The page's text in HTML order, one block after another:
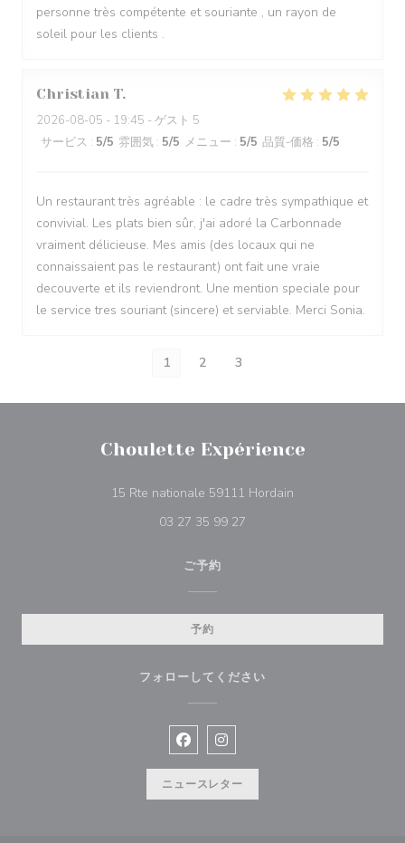
personne très compétente et souriante , un rayon de
soleil pour les clients .
Christian T
2026-08-05 - 19:45 - ゲスト 5
サービス : 5/5 雰囲気 : 5/5 メニュー : 5/5 品質-価格 : 5/5
Un restaurant très agréable : le cadre très sympathique et
convivial. Les plats bien sûr, j'ai adoré la Carbonnade
vraiment délicieuse. Mes amis (des locaux qui ne
connaissaient pas le restaurant) ont fait une vraie
decouverte et ils reviendront. Une mention speciale pour
le service tres souriant (sincere) et serviable. Merci Sonia.
1 2 3
Choulette Expérience
15 Rte nationale 59111 Hordain
03 27 35 99 27
ご予約
予約
フォローしてください
Facebook ((新しいウィンドウで
Instagram ((新しいウィンド
ニュースレター